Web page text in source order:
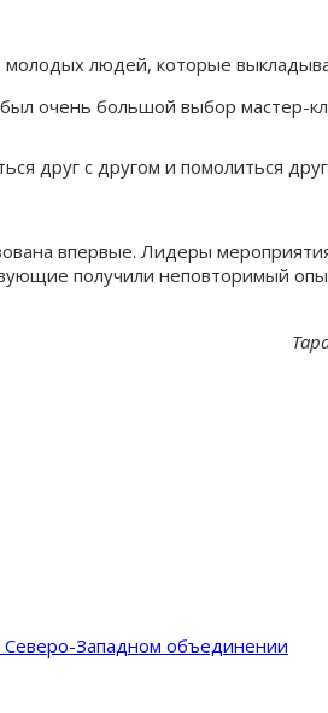
людей, которые
очень большой выбор мастер-
друг с другом и помолиться друг
впервые. Лидеры
получили неповторимый
Северо-Западном объединении